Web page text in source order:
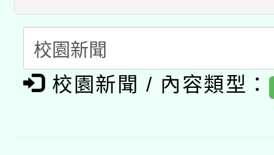
礎課程
A3數位素養講師名單
「數位內容與教學軟體
pilot」
有關大陸委員會函釋公
轉知經濟部水利署委託
校園新聞 / 內容類型：